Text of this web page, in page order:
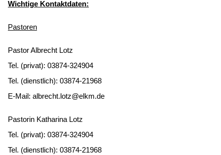
Wichtige Kontaktdaten:
Pastoren
Pastor Albrecht Lotz
Tel. (privat): 03874-324904
Tel. (dienstlich): 03874-21968
E-Mail: albrecht.lotz@elkm.de
Pastorin Katharina Lotz
Tel. (privat): 03874-324904
Tel. (dienstlich): 03874-21968